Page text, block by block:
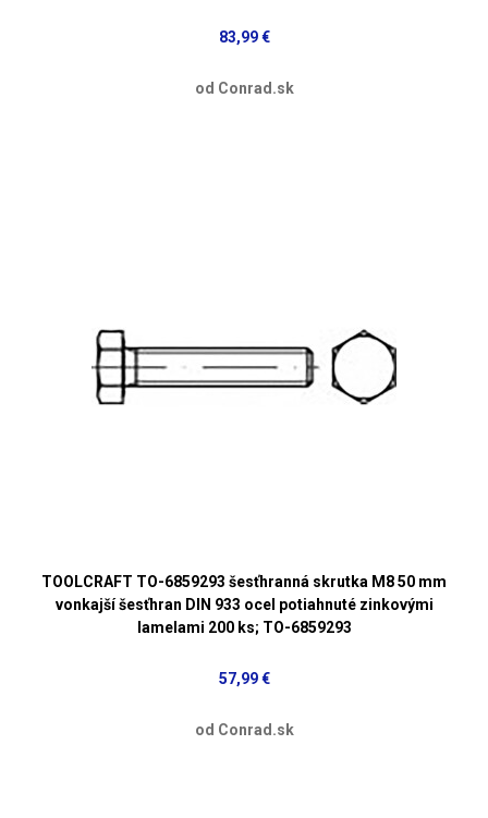
83,99 €
od Conrad.sk
TOOLCRAFT TO-6859293 šesťhranná skrutka M8 50 mm
vonkajší šesťhran DIN 933 ocel potiahnuté zinkovými
lamelami 200 ks; TO-6859293
57,99 €
od Conrad.sk